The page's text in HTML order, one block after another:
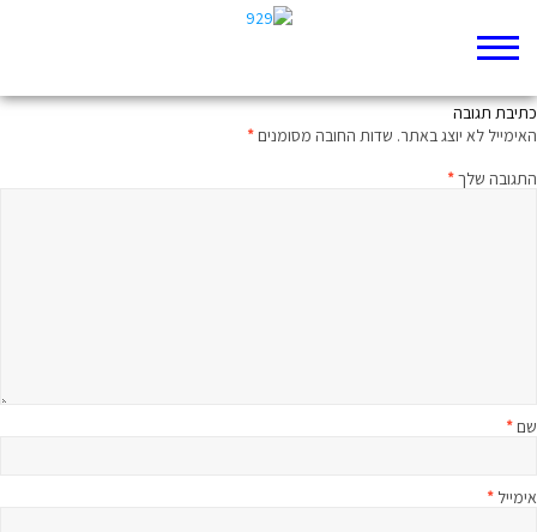
כתיבת תגובה
האימייל לא יוצג באתר. שדות החובה מסומנים*
התגובה שלך*
שם*
אימייל *